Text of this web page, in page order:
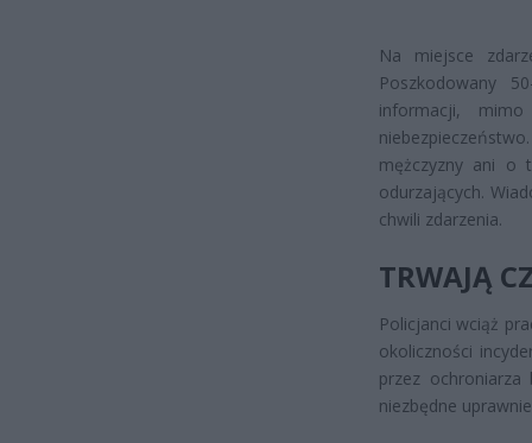
Na miejsce
Poszkodowany
informacji,
mężczyzny ani o
odurzających.
chwili zdarzenia.
TRWAJĄ
Policjanci wciąż
okoliczności
przez ochroniarza
niezbędne